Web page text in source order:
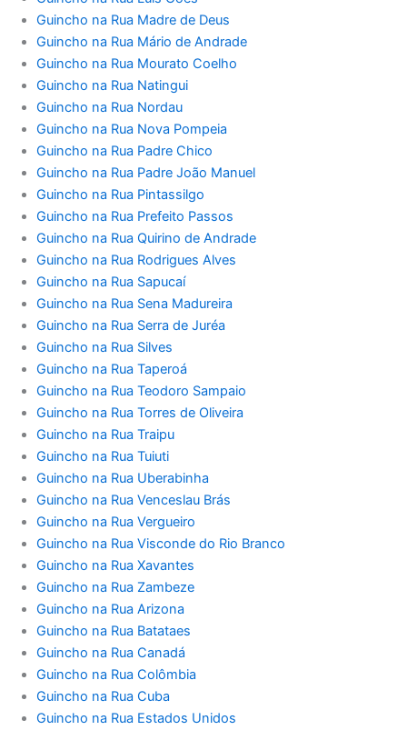
Guincho na Rua Madre de Deus
Guincho na Rua Mário de Andrade
Guincho na Rua Mourato Coelho
Guincho na Rua Natingui
Guincho na Rua Nordau
Guincho na Rua Nova Pompeia
Guincho na Rua Padre Chico
Guincho na Rua Padre João Manuel
Guincho na Rua Pintassilgo
Guincho na Rua Prefeito Passos
Guincho na Rua Quirino de Andrade
Guincho na Rua Rodrigues Alves
Guincho na Rua Sapucaí
Guincho na Rua Sena Madureira
Guincho na Rua Serra de Juréa
Guincho na Rua Silves
Guincho na Rua Taperoá
Guincho na Rua Teodoro Sampaio
Guincho na Rua Torres de Oliveira
Guincho na Rua Traipu
Guincho na Rua Tuiuti
Guincho na Rua Uberabinha
Guincho na Rua Venceslau Brás
Guincho na Rua Vergueiro
Guincho na Rua Visconde do Rio Branco
Guincho na Rua Xavantes
Guincho na Rua Zambeze
Guincho na Rua Arizona
Guincho na Rua Batataes
Guincho na Rua Canadá
Guincho na Rua Colômbia
Guincho na Rua Cuba
Guincho na Rua Estados Unidos